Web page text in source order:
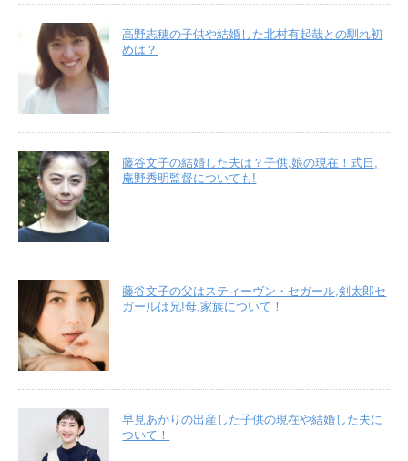
高野志穂の子供や結婚した北村有起哉との馴れ初
めは？
藤谷文子の結婚した夫は？子供,娘の現在！式日,
庵野秀明監督についても!
藤谷文子の父はスティーヴン・セガール,剣太郎セ
ガールは兄!母,家族について！
早見あかりの出産した子供の現在や結婚した夫に
ついて！